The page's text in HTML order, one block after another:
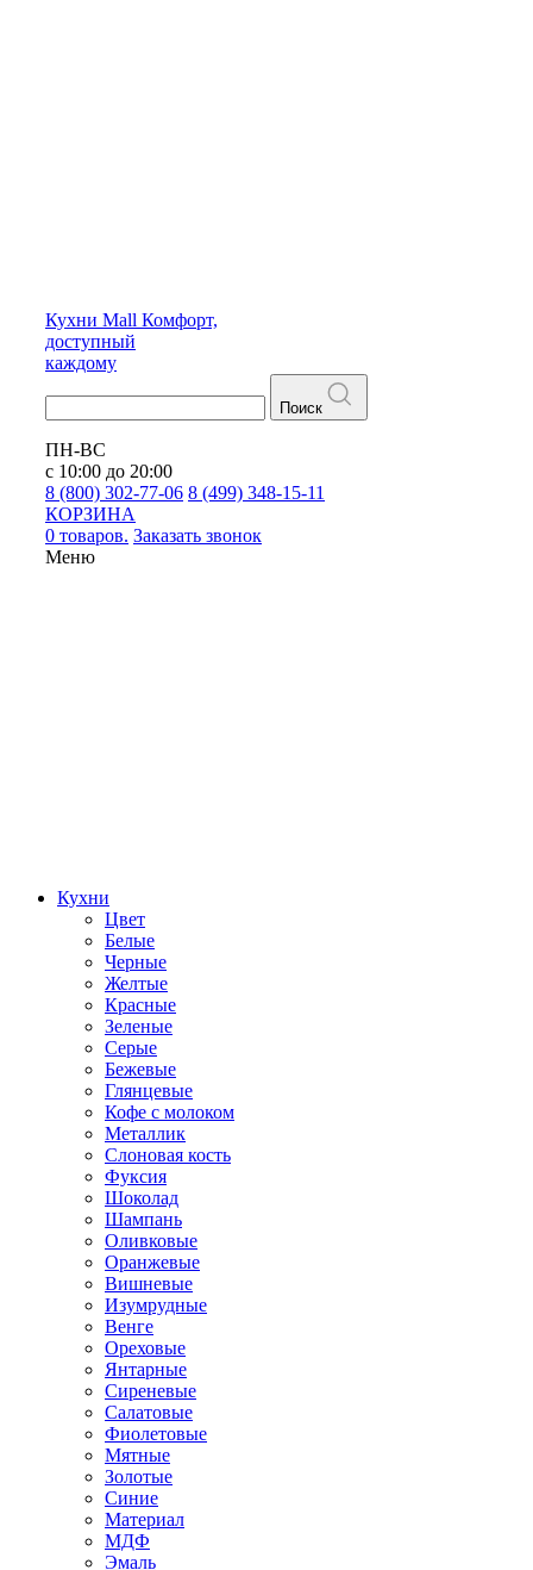
Кухни Mall Комфорт,
доступный
каждому
Поиск
ПН-ВС
с 10:00 до 20:00
8 (800) 302-77-06 8 (499) 348-15-11
КОРЗИНА
0 товаров. Заказать звонок
Меню
Кухни
Цвет
Белые
Черные
Желтые
Красные
Зеленые
Серые
Бежевые
Глянцевые
Кофе с молоком
Металлик
Слоновая кость
Фуксия
Шоколад
Шампань
Оливковые
Оранжевые
Вишневые
Изумрудные
Венге
Ореховые
Янтарные
Сиреневые
Салатовые
Фиолетовые
Мятные
Золотые
Синие
Материал
МДФ
Эмаль